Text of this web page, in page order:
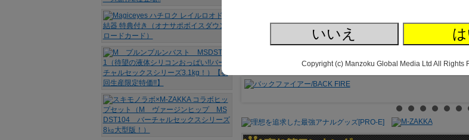
いいえ
Copyright (c) Manzoku Global Media Ltd All Rights
なんと!!限定
【M-ZAKKA限定特典ポストカードプレゼント!!】にじト